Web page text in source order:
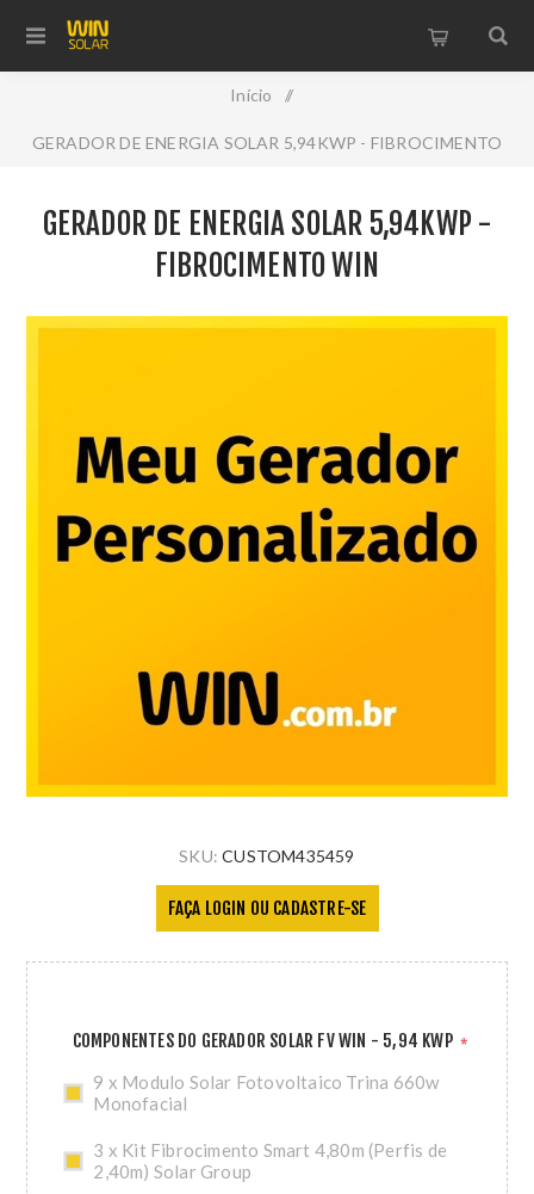
Início /
GERADOR DE ENERGIA SOLAR 5,94KWP - FIBROCIMENTO
GERADOR DE ENERGIA SOLAR 5,94KWP -
FIBROCIMENTO WIN
SKU: CUSTOM435459
FAÇA LOGIN OU CADASTRE-SE
COMPONENTES DO GERADOR SOLAR FV WIN - 5,94 KWP *
9 x Modulo Solar Fotovoltaico Trina 660w
Monofacial
3 x Kit Fibrocimento Smart 4,80m (Perfis de
2,40m) Solar Group